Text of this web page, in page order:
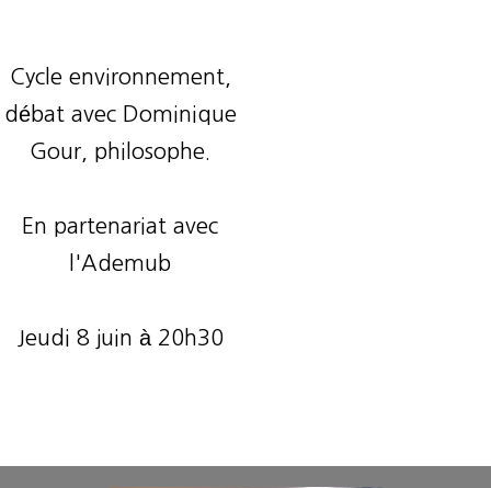
Cycle environnement,
débat avec Dominique
Gour, philosophe.
En partenariat avec
l'Ademub
Jeudi 8 juin à 20h30